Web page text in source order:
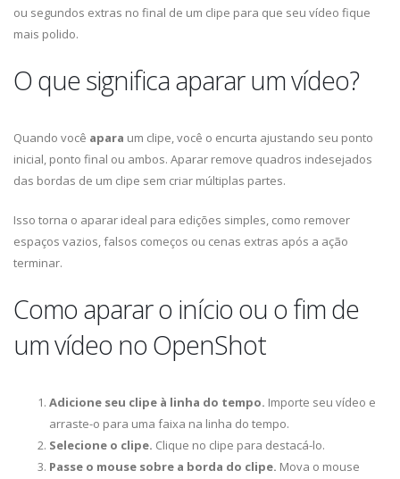
ou segundos extras no final de um clipe para que seu vídeo fique
mais polido.
O que significa aparar um vídeo?
Quando você apara um clipe, você o encurta ajustando seu ponto
inicial, ponto final ou ambos. Aparar remove quadros indesejados
das bordas de um clipe sem criar múltiplas partes.
Isso torna o aparar ideal para edições simples, como remover
espaços vazios, falsos começos ou cenas extras após a ação
terminar.
Como aparar o início ou o fim de
um vídeo no OpenShot
Adicione seu clipe à linha do tempo. Importe seu vídeo e
arraste-o para uma faixa na linha do tempo.
Selecione o clipe. Clique no clipe para destacá-lo.
Passe o mouse sobre a borda do clipe. Mova o mouse